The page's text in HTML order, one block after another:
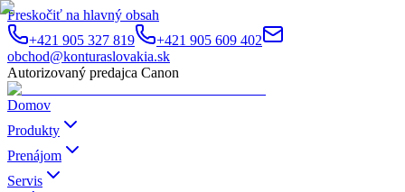
Preskočiť na hlavný obsah
+421 905 327 819
+421 905 609 402
obchod@konturaslovakia.sk
Autorizovaný predajca Canon
Domov
Produkty
Prenájom
Servis